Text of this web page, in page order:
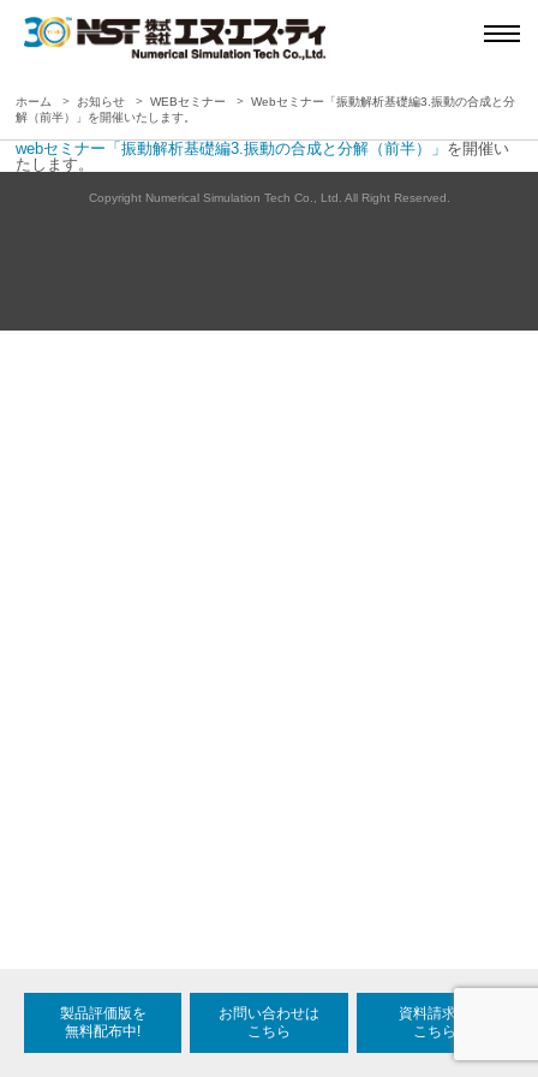
ホーム お知らせ WEBセミナー
Webセミナー「振動解析基礎編3.振動の合成と分
解（前半）」を開催いたします。
webセミナー「振動解析基礎編3.振動の合成と分解（前半）」 を開催い
たします。
Copyright Numerical Simulation Tech Co., Ltd. All Right Reserved.
製品評価版を
無料配布中!
お問い合わせは
こちら
資料請求は
こちら